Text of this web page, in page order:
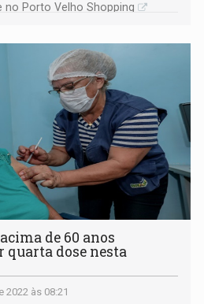
no Porto Velho Shopping
de 60 anos
quarta dose nesta
2022 às 08:21